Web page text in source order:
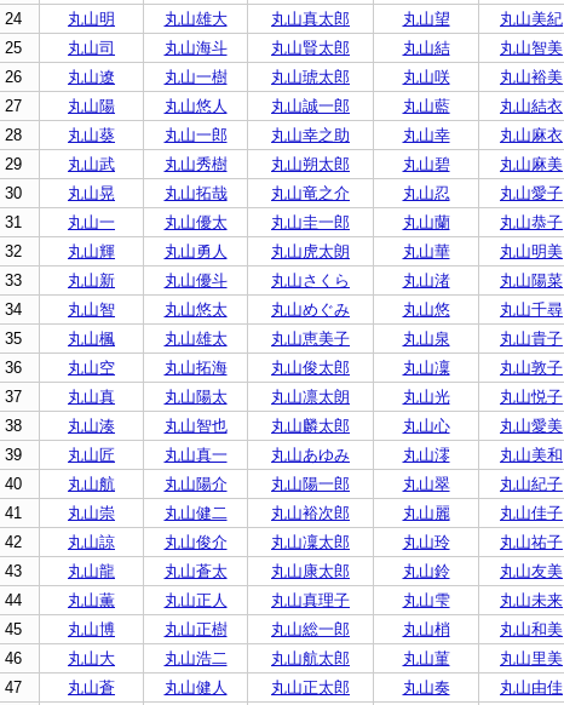
24
丸山明 丸山雄大 丸山真太郎 丸山望 丸山美紀
25
丸山司 丸山海斗 丸山賢太郎 丸山結 丸山智美
26
丸山遼 丸山一樹 丸山琥太郎 丸山咲 丸山裕美
27
丸山陽 丸山悠人 丸山誠一郎 丸山藍 丸山結衣
28
丸山葵 丸山一郎 丸山幸之助 丸山幸 丸山麻衣
29
丸山武 丸山秀樹 丸山朔太郎 丸山碧 丸山麻美
30
丸山晃 丸山拓哉 丸山竜之介 丸山忍 丸山愛子
31
丸山一 丸山優太 丸山圭一郎 丸山蘭 丸山恭子
32
丸山輝 丸山勇人 丸山虎太朗 丸山華 丸山明美
33
丸山新 丸山優斗 丸山さくら 丸山渚 丸山陽菜
34
丸山智 丸山悠太 丸山めぐみ 丸山悠 丸山千尋
35
丸山楓 丸山雄太 丸山恵美子 丸山泉 丸山貴子
36
丸山空 丸山拓海 丸山俊太郎 丸山凜 丸山敦子
37
丸山真 丸山陽太 丸山凛太朗 丸山光 丸山悦子
38
丸山湊 丸山智也 丸山麟太郎 丸山心 丸山愛美
39
丸山匠 丸山真一 丸山あゆみ 丸山澪 丸山美和
40
丸山航 丸山陽介 丸山陽一郎 丸山翠 丸山紀子
41
丸山崇 丸山健二 丸山裕次郎 丸山麗 丸山佳子
42
丸山諒 丸山俊介 丸山凜太郎 丸山玲 丸山祐子
43
丸山龍 丸山蒼太 丸山康太郎 丸山鈴 丸山友美
44
丸山薫 丸山正人 丸山真理子 丸山雫 丸山未来
45
丸山博 丸山正樹 丸山総一郎 丸山梢 丸山和美
46
丸山大 丸山浩二 丸山航太郎 丸山菫 丸山里美
47
丸山蒼 丸山健人 丸山正太郎 丸山奏 丸山由佳